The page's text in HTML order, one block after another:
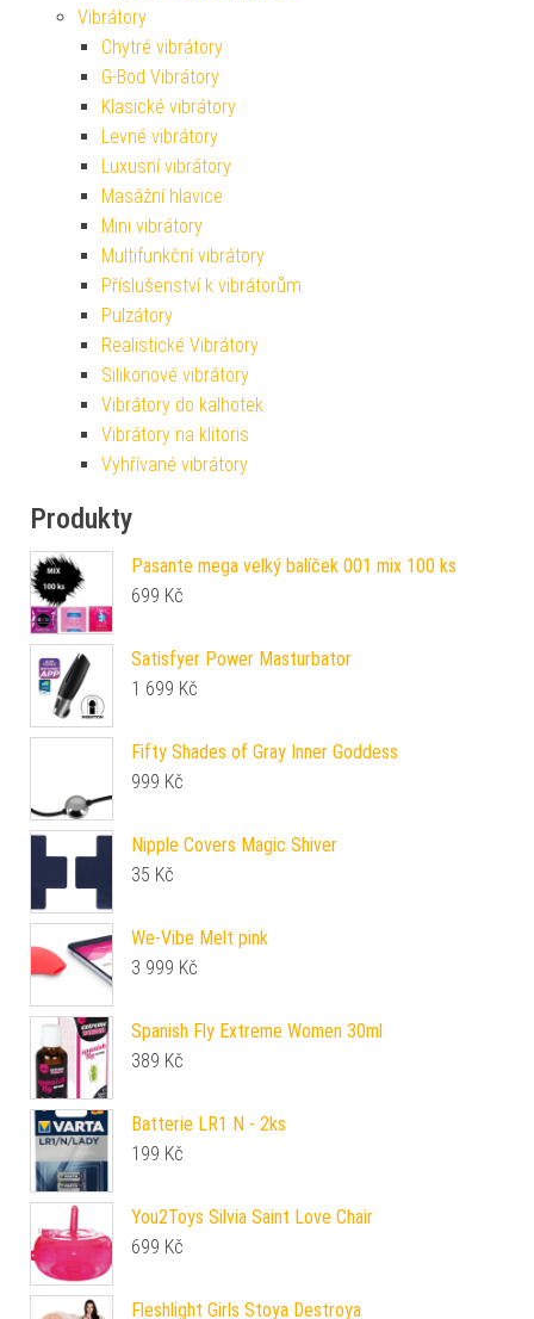
Vibrátory
Chytré vibrátory
G-Bod Vibrátory
Klasické vibrátory
Levné vibrátory
Luxusní vibrátory
Masážní hlavice
Mini vibrátory
Multifunkční vibrátory
Příslušenství k vibrátorům
Pulzátory
Realistické Vibrátory
Silikonové vibrátory
Vibrátory do kalhotek
Vibrátory na klitoris
Vyhřívané vibrátory
Produkty
Pasante mega velký balíček 001 mix 100 ks
699 Kč
Satisfyer Power Masturbator
1 699 Kč
Fifty Shades of Gray Inner Goddess
999 Kč
Nipple Covers Magic Shiver
35 Kč
We-Vibe Melt pink
3 999 Kč
Spanish Fly Extreme Women 30ml
389 Kč
Batterie LR1 N - 2ks
199 Kč
You2Toys Silvia Saint Love Chair
699 Kč
Fleshlight Girls Stoya Destroya